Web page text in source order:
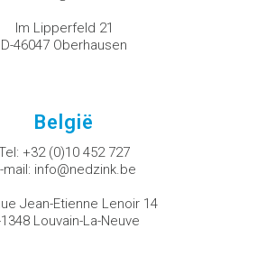
Im Lipperfeld 21
D-46047 Oberhausen
België
+32 (0)10 452 727
mail: info@nedzink.be
Jean-Etienne Lenoir 14
1348 Louvain-La-Neuve